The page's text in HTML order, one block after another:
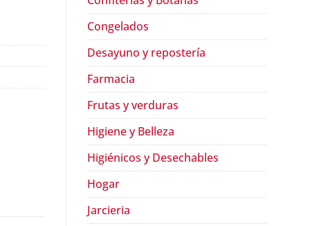
Congelados
Desayuno y repostería
Farmacia
Frutas y verduras
Higiene y Belleza
Higiénicos y Desechables
Hogar
Jarcieria